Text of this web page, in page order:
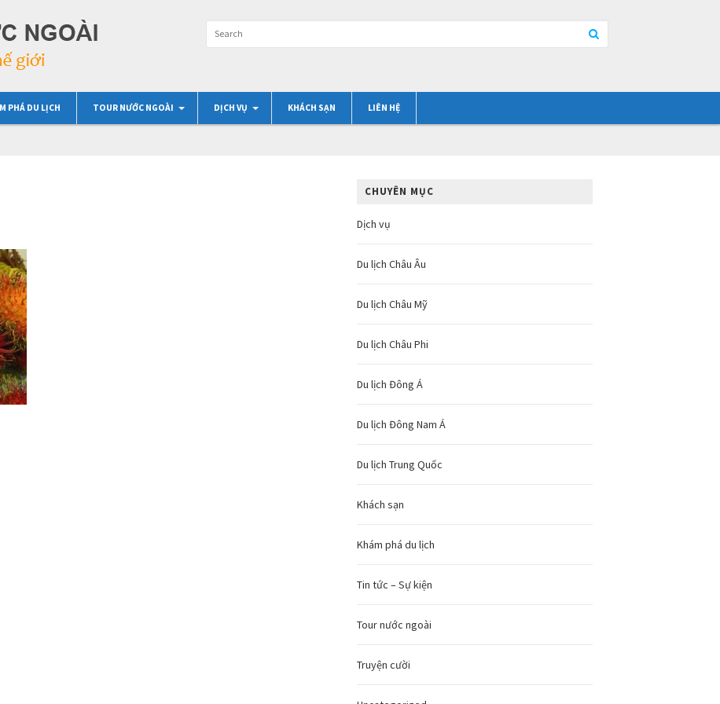
PHÁ DU LỊCH TOUR NƯỚC NGOÀI DỊCH VỤ KHÁCH SẠN LIÊN HỆ
CHUYÊN MỤC
Dịch vụ
Du lịch Châu Âu
Du lịch Châu Mỹ
Du lịch Châu Phi
Du lịch Đông Á
Du lịch Đông Nam Á
Du lịch Trung Quốc
Khách sạn
Khám phá du lịch
Tin tức – Sự kiện
Tour nước ngoài
Truyện cười